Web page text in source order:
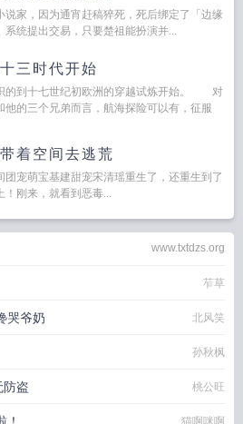
说家，因为通宵赶稿猝死，死后绑定了「边缘
系统提出交易，只要楚祖能扮演并...
三时代开始
的到十七世纪初欧洲的穿越试炼开始。 对
他的三个兄弟而言，航海探险可以有，征服
着空间去逃荒
团宠萌宝基建甜宠宋清瑶重生了，还重生到了
！刚来，就看到恶毒...
www.txtdzs.org
苲草
哭爷奶 北风笑
孙秋枫
防盗 桃公旺
猫啊咪啊